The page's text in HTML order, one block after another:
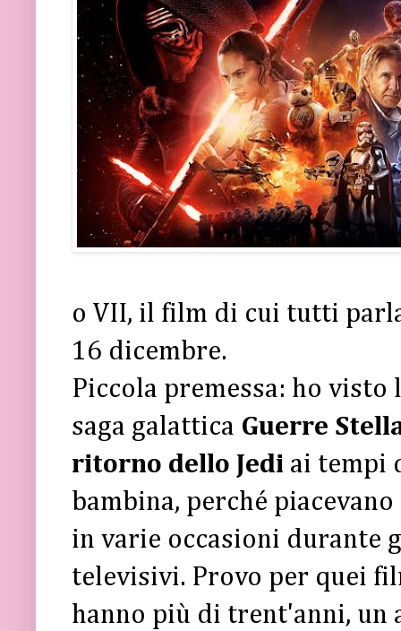
o VII, il film di cui tutti
16 dicembre.
Piccola premessa: ho
saga galattica Guerre
ritorno dello Jedi ai tempi
bambina, perché
in varie occasioni durante
televisivi. Provo per quei
hanno più di trent'anni, un